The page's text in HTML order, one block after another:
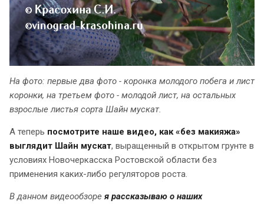
На фото: первые два фото - коронка молодого побега и лист
коронки, на третьем фото - молодой лист, на остальных
взрослые листья сорта Шайн мускат.
А теперь посмотрите наше видео, как «без макияжа»
выглядит Шайн мускат, выращенный в открытом грунте в
условиях Новочеркасска Ростовской области без
применения каких-либо регуляторов роста.
В данном видеообзорея рассказываю о наших